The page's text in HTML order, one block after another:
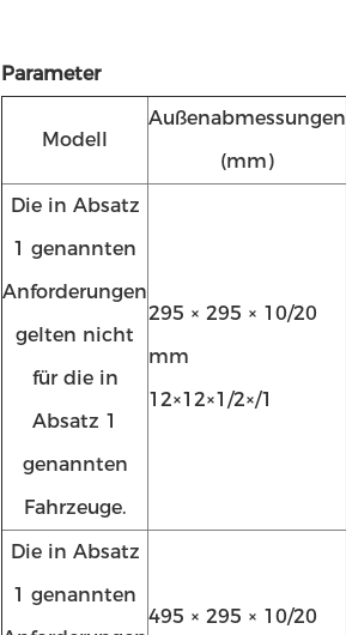
Parameter
Modell
Außenabmessungen
(mm)
Die in Absatz
1 genannten
Anforderungen
gelten nicht
für die in
Absatz 1
genannten
Fahrzeuge.
295 × 295 × 10/20
mm
12×12×1/2×/1
Die in Absatz
1 genannten
495 × 295 × 10/20